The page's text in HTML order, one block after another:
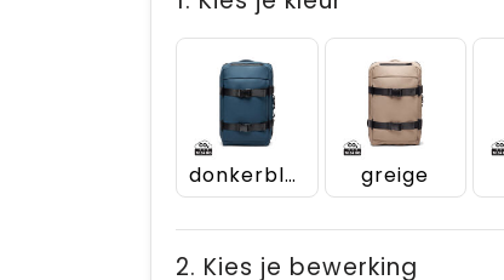
donkerblauw greige
2. Kies je bewerking